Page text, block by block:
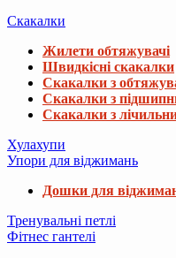
Скакалки
Жилети обтяжувачі
Швидкісні скакалки
Скакалки з
Скакалки з
Скакалки з
Хулахупи
Упори для віджимань
Дошки для
Тренувальні петлі
Фітнес гантелі